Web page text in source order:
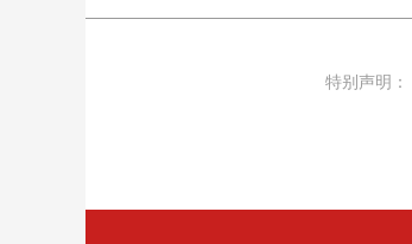
特别声明：